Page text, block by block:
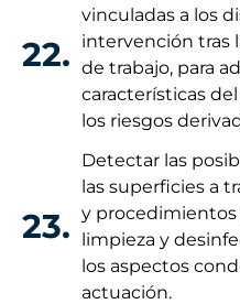
22.
vinculadas a los
intervención tras
de trabajo, para
características
los riesgos
23.
Detectar las
las superficies a
y procedimientos
limpieza y
los aspectos
actuación.